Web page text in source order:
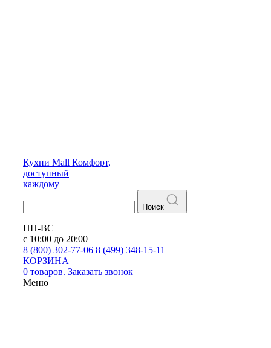
Кухни Mall Комфорт,
доступный
каждому
Поиск
ПН-ВС
с 10:00 до 20:00
8 (800) 302-77-06 8 (499) 348-15-11
КОРЗИНА
0 товаров. Заказать звонок
Меню